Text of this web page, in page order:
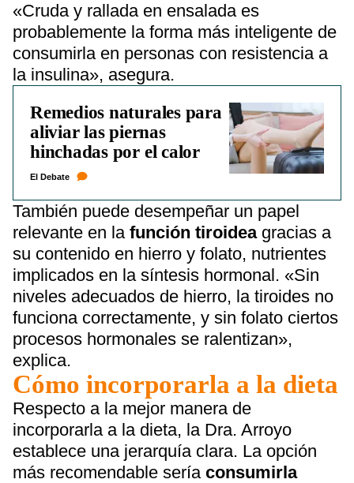
«Cruda y rallada en ensalada es
probablemente la forma más inteligente de
consumirla en personas con resistencia a
la insulina», asegura.
Remedios naturales para
aliviar las piernas
hinchadas por el calor
El Debate
También puede desempeñar un papel
relevante en la función tiroideagracias a
su contenido en hierro y folato, nutrientes
implicados en la síntesis hormonal. «Sin
niveles adecuados de hierro, la tiroides no
funciona correctamente, y sin folato ciertos
procesos hormonales se ralentizan»,
explica.
Cómo incorporarla a la dieta
Respecto a la mejor manera de
incorporarla a la dieta, la Dra. Arroyo
establece una jerarquía clara. La opción
más recomendable sería consumirla